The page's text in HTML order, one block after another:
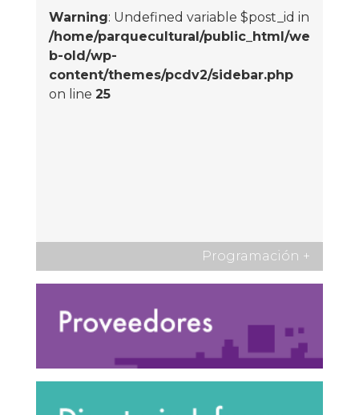
Warning: Undefined variable $post_id in
/home/parquecultural/public_html/we
b-old/wp-
content/themes/pcdv2/sidebar.php
on line 25
Programación +